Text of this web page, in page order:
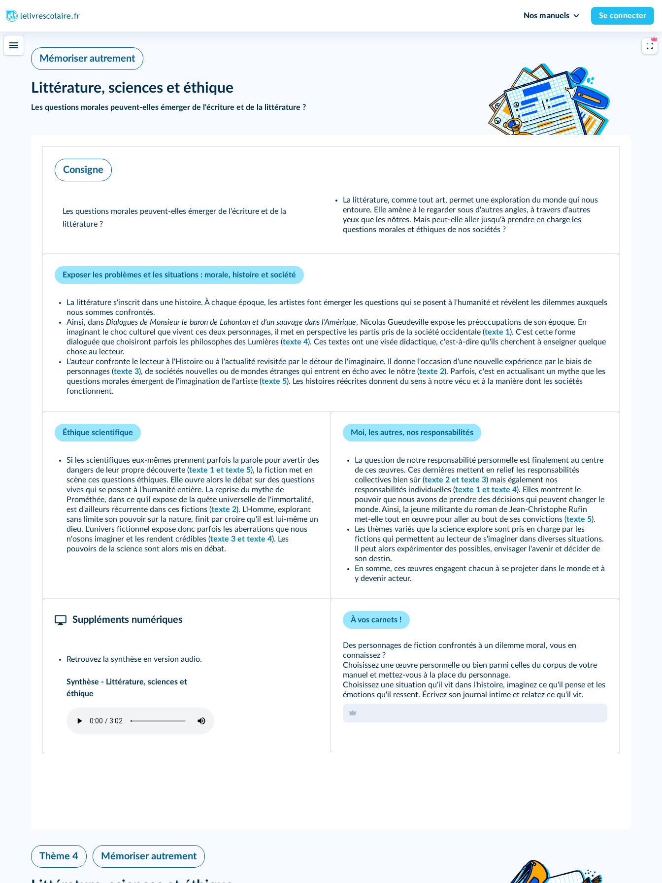
Nos manuels Se connecter
Mémoriser autrement
Littérature, sciences et éthique
Les questions morales peuvent‑elles émerger de l'écriture et de la littérature ?
Consigne
Les questions morales peuvent‑elles émerger de l'écriture et de la
littérature ?
La littérature, comme tout art, permet une exploration du monde qui nous
entoure. Elle amène à le regarder sous d'autres angles, à travers d'autres
yeux que les nôtres. Mais peut-elle aller jusqu'à prendre en charge les
questions morales et éthiques de nos sociétés ?
Exposer les problèmes et les situations : morale, histoire et société
La littérature s'inscrit dans une histoire. À chaque époque, les artistes font émerger les questions qui se posent à l'humanité et révèlent les dilemmes auxquels
nous sommes confrontés.
Ainsi, dans Dialogues de Monsieur le baron de Lahontan et d'un sauvage dans l'Amérique, Nicolas Gueudeville expose les préoccupations de son époque. En
imaginant le choc culturel que vivent ces deux personnages, il met en perspective les partis pris de la société occidentale (texte 1). C'est cette forme
dialoguée que choisiront parfois les philosophes des Lumières (texte 4). Ces textes ont une visée didactique, c'est‑à‑dire qu'ils cherchent à enseigner quelque
chose au lecteur.
L'auteur confronte le lecteur à l'Histoire ou à l'actualité revisitée par le détour de l'imaginaire. Il donne l'occasion d'une nouvelle expérience par le biais de
personnages (texte 3), de sociétés nouvelles ou de mondes étranges qui entrent en écho avec le nôtre (texte 2). Parfois, c'est en actualisant un mythe que les
questions morales émergent de l'imagination de l'artiste (texte 5). Les histoires réécrites donnent du sens à notre vécu et à la manière dont les sociétés
fonctionnent.
Éthique scientifique
Si les scientifiques eux-mêmes prennent parfois la parole pour avertir des
dangers de leur propre découverte (texte 1 et texte 5), la fiction met en
scène ces questions éthiques. Elle ouvre alors le débat sur des questions
vives qui se posent à l'humanité entière. La reprise du mythe de
Prométhée, dans ce qu'il expose de la quête universelle de l'immortalité,
est d'ailleurs récurrente dans ces fictions (texte 2). L'Homme, explorant
sans limite son pouvoir sur la nature, finit par croire qu'il est lui‑même un
dieu. L'univers fictionnel expose donc parfois les aberrations que nous
n'osons imaginer et les rendent crédibles (texte 3 et texte 4). Les
pouvoirs de la science sont alors mis en débat.
Moi, les autres, nos responsabilités
La question de notre responsabilité personnelle est finalement au centre
de ces œuvres. Ces dernières mettent en relief les responsabilités
collectives bien sûr (texte 2 et texte 3) mais également nos
responsabilités individuelles (texte 1 et texte 4). Elles montrent le
pouvoir que nous avons de prendre des décisions qui peuvent changer le
monde. Ainsi, la jeune militante du roman de Jean‑Christophe Rufin
met‑elle tout en œuvre pour aller au bout de ses convictions (texte 5).
Les thèmes variés que la science explore sont pris en charge par les
fictions qui permettent au lecteur de s'imaginer dans diverses situations.
Il peut alors expérimenter des possibles, envisager l'avenir et décider de
son destin.
En somme, ces œuvres engagent chacun à se projeter dans le monde et à
y devenir acteur.
Suppléments numériques
Retrouvez la synthèse en version audio.
Synthèse - Littérature, sciences et
éthique
À vos carnets !
Des personnages de fiction confrontés à un dilemme moral, vous en
connaissez ?
Choisissez une œuvre personnelle ou bien parmi celles du corpus de votre
manuel et mettez‑vous à la place du personnage.
Choisissez une situation qu'il vit dans l'histoire, imaginez ce qu'il pense et les
émotions qu'il ressent. Écrivez son journal intime et relatez ce qu'il vit.
Thème 4 Mémoriser autrement